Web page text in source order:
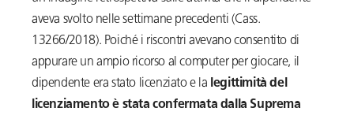
aveva svolto nelle settimane precedenti (Cass.
13266/2018). Poiché i riscontri avevano consentito di
appurare un ampio ricorso al computer per giocare, il
dipendente era stato licenziato e la legittimità del
licenziamento è stata confermata dalla Suprema